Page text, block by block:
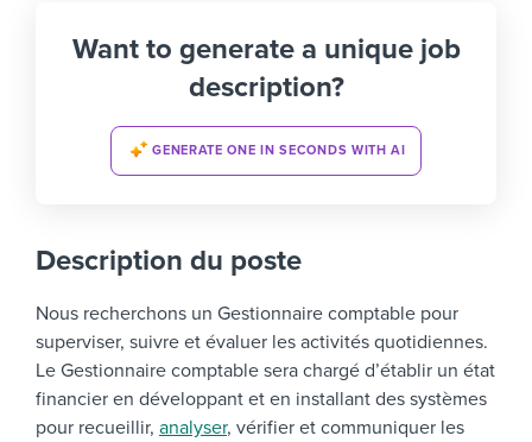
Want to generate a unique job
description?
GENERATE ONE IN SECONDS WITH AI
Description du poste
Nous recherchons un Gestionnaire comptable pour
superviser, suivre et évaluer les activités quotidiennes.
Le Gestionnaire comptable sera chargé d’établir un état
financier en développant et en installant des systèmes
pour recueillir, analyser, vérifier et communiquer les